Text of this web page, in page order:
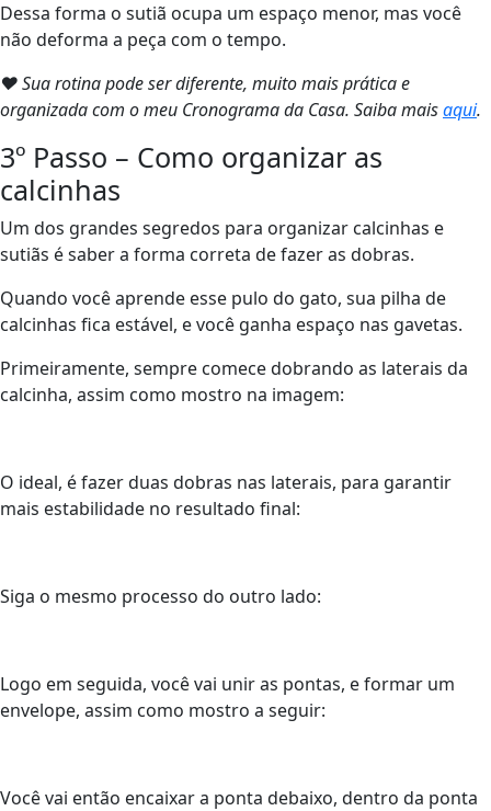
Dessa forma o sutiã ocupa um espaço menor, mas você
não deforma a peça com o tempo.
❤ Sua rotina pode ser diferente, muito mais prática e
organizada com o meu Cronograma da Casa. Saiba maisaqui.
3º Passo – Como organizar as
calcinhas
Um dos grandes segredos para organizar calcinhas e
sutiãs é saber a forma correta de fazer as dobras.
Quando você aprende esse pulo do gato, sua pilha de
calcinhas fica estável, e você ganha espaço nas gavetas.
Primeiramente, sempre comece dobrando as laterais da
calcinha, assim como mostro na imagem:
O ideal, é fazer duas dobras nas laterais, para garantir
mais estabilidade no resultado final:
Siga o mesmo processo do outro lado:
Logo em seguida, você vai unir as pontas, e formar um
envelope, assim como mostro a seguir:
Você vai então encaixar a ponta debaixo, dentro da ponta